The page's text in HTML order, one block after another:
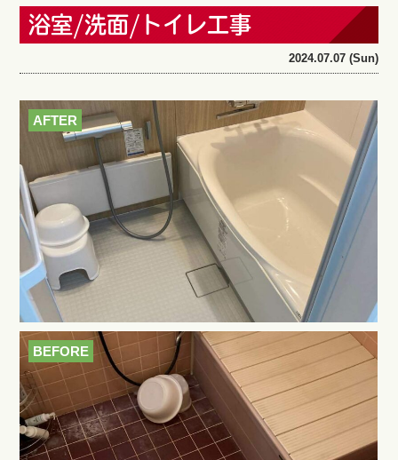
浴室/洗面/トイレ工事
2024.07.07 (Sun)
AFTER
BEFORE